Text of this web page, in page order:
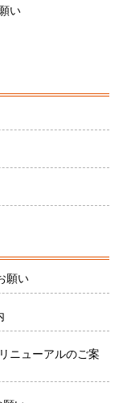
い
願い
ニューアルのご案